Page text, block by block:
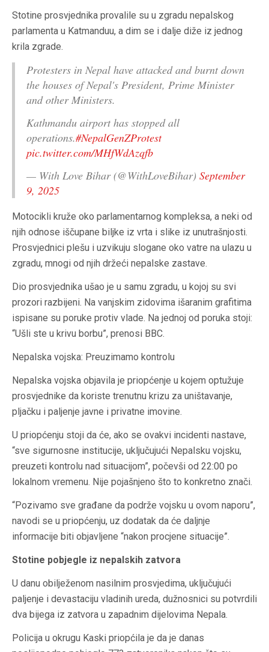
Stotine prosvjednika provalile su u zgradu nepalskog
parlamenta u Katmanduu, a dim se i dalje diže iz jednog
krila zgrade.
Protesters in Nepal have attacked and burnt down
the houses of Nepal's President, Prime Minister
and other Ministers.
Kathmandu airport has stopped all
operations.#NepalGenZProtest
pic.twitter.com/MHfWdAzqfb
— With Love Bihar (@WithLoveBihar) September
9, 2025
Motocikli kruže oko parlamentarnog kompleksa, a neki od
njih odnose iščupane biljke iz vrta i slike iz unutrašnjosti.
Prosvjednici plešu i uzvikuju slogane oko vatre na ulazu u
zgradu, mnogi od njih držeći nepalske zastave.
Dio prosvjednika ušao je u samu zgradu, u kojoj su svi
prozori razbijeni. Na vanjskim zidovima išaranim grafitima
ispisane su poruke protiv vlade. Na jednoj od poruka stoji:
“Ušli ste u krivu borbu”, prenosi BBC.
Nepalska vojska: Preuzimamo kontrolu
Nepalska vojska objavila je priopćenje u kojem optužuje
prosvjednike da koriste trenutnu krizu za uništavanje,
pljačku i paljenje javne i privatne imovine.
U priopćenju stoji da će, ako se ovakvi incidenti nastave,
“sve sigurnosne institucije, uključujući Nepalsku vojsku,
preuzeti kontrolu nad situacijom”, počevši od 22:00 po
lokalnom vremenu. Nije pojašnjeno što to konkretno znači.
“Pozivamo sve građane da podrže vojsku u ovom naporu”,
navodi se u priopćenju, uz dodatak da će daljnje
informacije biti objavljene “nakon procjene situacije”.
Stotine pobjegle iz nepalskih zatvora
U danu obilježenom nasilnim prosvjedima, uključujući
paljenje i devastaciju vladinih ureda, dužnosnici su potvrdili
dva bijega iz zatvora u zapadnim dijelovima Nepala.
Policija u okrugu Kaski priopćila je da je danas